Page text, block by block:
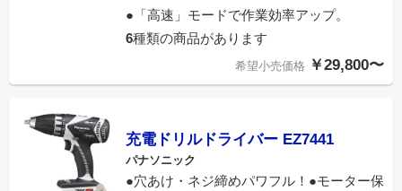
●「高速」モードで作業効率アップ。
6種類の商品があります
希望小売価格 ￥29,800〜
充電ドリルドライバー EZ7441
パナソニック
●穴あけ・ネジ締めパワフル！●モーター保